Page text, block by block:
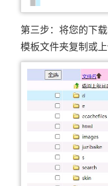
第三步：将您的下
模板文件夹复制或